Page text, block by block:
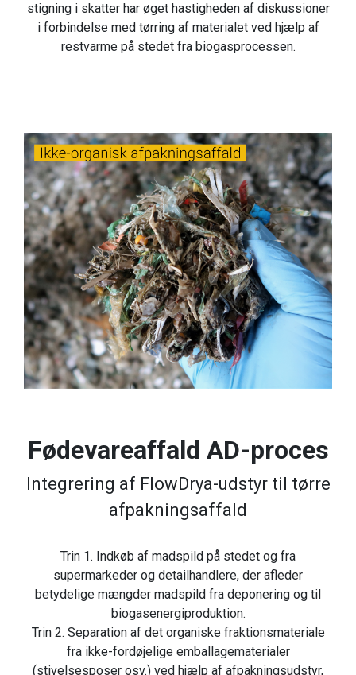
stigning i skatter har øget hastigheden af diskussioner
i forbindelse med tørring af materialet ved hjælp af
restvarme på stedet fra biogasprocessen.
Fødevareaffald AD-proces
Integrering af FlowDrya-udstyr til tørre
afpakningsaffald
Trin 1. Indkøb af madspild på stedet og fra
supermarkeder og detailhandlere, der afleder
betydelige mængder madspild fra deponering og til
biogasenergiproduktion.
Trin 2. Separation af det organiske fraktionsmateriale
fra ikke-fordøjelige emballagematerialer
(stivelsesposer osv.) ved hjælp af afpakningsudstyr,